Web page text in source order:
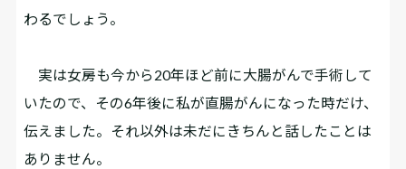
わるでしょう。
実は女房も今から20年ほど前に大腸がんで手術して
いたので、その6年後に私が直腸がんになった時だけ、
伝えました。それ以外は未だにきちんと話したことは
ありません。